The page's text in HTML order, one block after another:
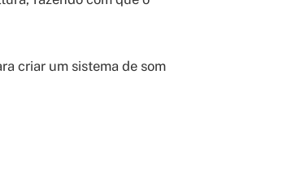
criar um sistema de som